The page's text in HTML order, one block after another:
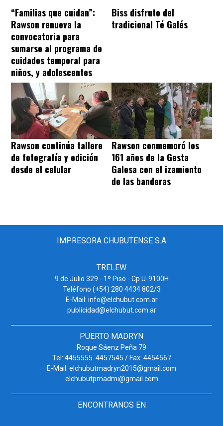
“Familias que cuidan”:
Rawson renueva la
convocatoria para
sumarse al programa de
cuidados temporal para
niños, y adolescentes
Biss disfruto del
tradicional Té Galés
Rawson continúa tallere
de fotografía y edición
desde el celular
Rawson conmemoró los
161 años de la Gesta
Galesa con el izamiento
de las banderas
IMPRESORA CHUBUTENSE S.A
TRELEW
9 de Julio 329 - 1º Piso - Cp U-9100H
Teléfono (+54) 280 4434 802/3
E-Mail: info@elchubut.com.ar
publicidad@elchubut.com.ar
PUERTO MADRYN
Roque Sáenz Peña 79
Tel: 4455555. 4457545 / Fax: 4454567
E-Mail: elchubutmadryn2015@gmail.com
elchubutpmadmi@gmail.com
ENCONTRANOS EN